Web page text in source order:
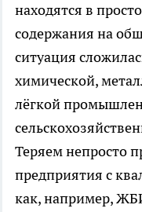
находятся в
содержания на
ситуация
химической,
лёгкой
Теряем непросто
предприятия с
как, например,